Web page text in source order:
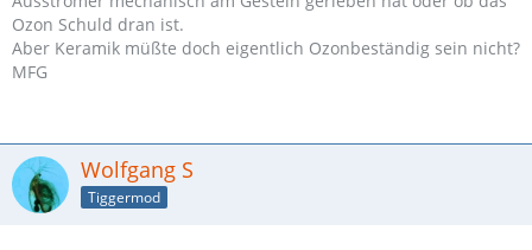
Ozon Schuld dran ist.
Aber Keramik müßte doch eigentlich Ozonbeständig sein nicht?
MFG
Wolfgang S
Tiggermod